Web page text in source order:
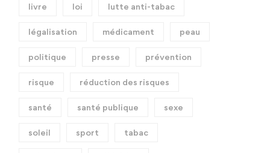
livre loi lutte anti-tabac
légalisation médicament peau
politique presse prévention
risque réduction des risques
santé santé publique sexe
soleil sport tabac